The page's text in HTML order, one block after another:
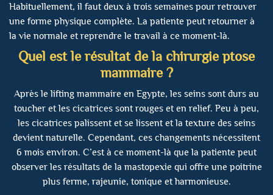
Habituellement, il faut deux à trois semaines pour retrouver
une forme physique complète. La patiente peut retourner à
la vie normale et reprendre le travail à ce moment-là.
Quel est le résultat de la chirurgie ptose
mammaire ?
Après le lifting mammaire en Egypte, les seins sont durs au
toucher et les cicatrices sont rouges et en relief. Peu à peu,
les cicatrices palissent et se lissent et la texture des seins
devient naturelle. Cependant, ces changements nécessitent
6 mois environ. C’est à ce moment-là que la patiente peut
observer les résultats de la mastopexie qui offre une poitrine
plus ferme, rajeunie, tonique et harmonieuse.